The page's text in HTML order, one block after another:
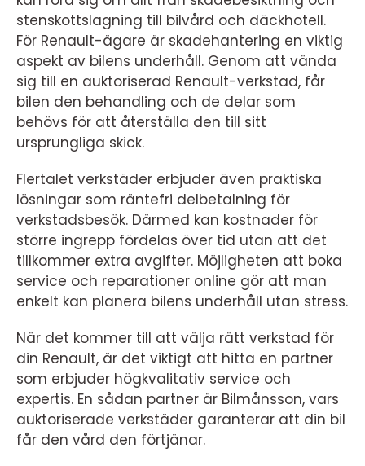
stenskottslagning till bilvård och däckhotell.
För Renault-ägare är skadehantering en viktig
aspekt av bilens underhåll. Genom att vända
sig till en auktoriserad Renault-verkstad, får
bilen den behandling och de delar som
behövs för att återställa den till sitt
ursprungliga skick.
Flertalet verkstäder erbjuder även praktiska
lösningar som räntefri delbetalning för
verkstadsbesök. Därmed kan kostnader för
större ingrepp fördelas över tid utan att det
tillkommer extra avgifter. Möjligheten att boka
service och reparationer online gör att man
enkelt kan planera bilens underhåll utan stress.
När det kommer till att välja rätt verkstad för
din Renault, är det viktigt att hitta en partner
som erbjuder högkvalitativ service och
expertis. En sådan partner är Bilmånsson, vars
auktoriserade verkstäder garanterar att din bil
får den vård den förtjänar.